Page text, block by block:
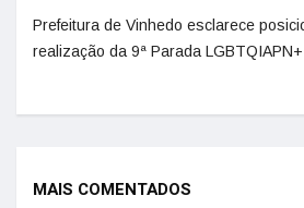
Prefeitura de Vinhedo esclarece
realização da 9ª Parada LGBTQIAPN+
MAIS COMENTADOS